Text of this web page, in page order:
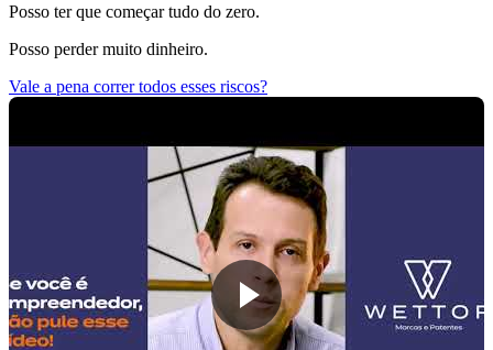
Posso ter que começar tudo do zero.
Posso perder muito dinheiro.
Vale a pena correr todos esses riscos?